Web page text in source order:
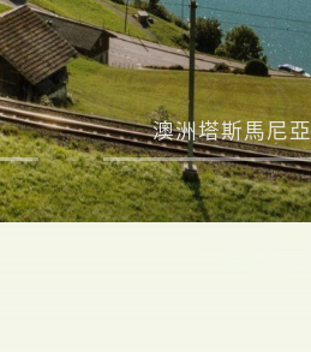
澳洲塔斯馬尼亞